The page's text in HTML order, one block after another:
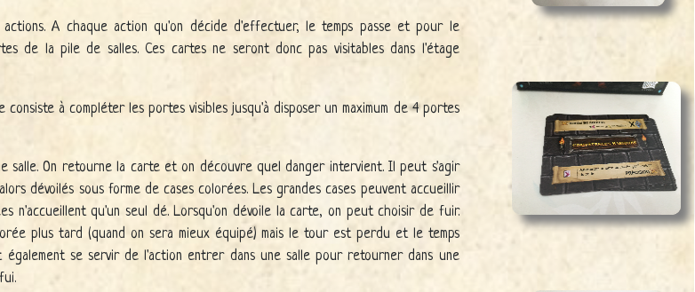
A chaque action qu'on décide d'effectuer, le temps passe et pour le
de la pile de salles. Ces cartes ne seront donc pas visitables dans l'étage
à compléter les portes visibles jusqu'à disposer un maximum de 4 portes
salle. On retourne la carte et on découvre quel danger intervient. Il peut s'agir
dévoilés sous forme de cases colorées. Les grandes cases peuvent accueillir
n'accueillent qu'un seul dé. Lorsqu'on dévoile la carte, on peut choisir de fuir.
plus tard (quand on sera mieux équipé) mais le tour est perdu et le temps
également se servir de l'action entrer dans une salle pour retourner dans une